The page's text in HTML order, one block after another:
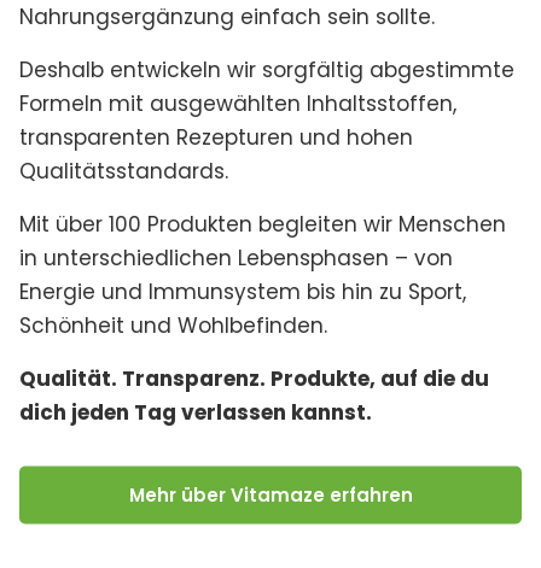
Nahrungsergänzung einfach sein sollte.
Deshalb entwickeln wir sorgfältig abgestimmte
Formeln mit ausgewählten Inhaltsstoffen,
transparenten Rezepturen und hohen
Qualitätsstandards.
Mit über 100 Produkten begleiten wir Menschen
in unterschiedlichen Lebensphasen – von
Energie und Immunsystem bis hin zu Sport,
Schönheit und Wohlbefinden.
Qualität. Transparenz. Produkte, auf die du
dich jeden Tag verlassen kannst.
Mehr über Vitamaze erfahren